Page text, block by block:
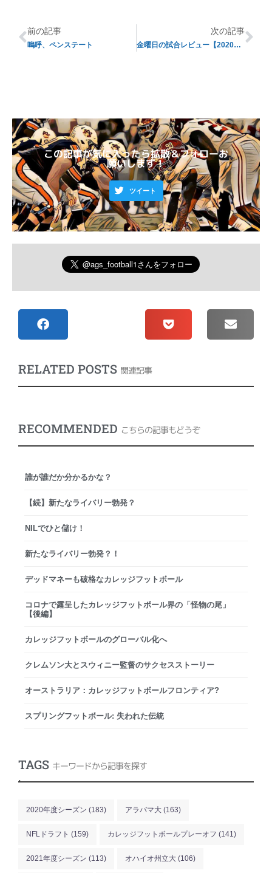
前の記事
嗚呼、ペンステート
次の記事
金曜日の試合レビュー【2020年度第13週目】
この記事が気に入ったら拡散＆フォローお
願いします！
ツイート
RELATED POSTS 関連記事
RECOMMENDED こちらの記事もどうぞ
誰が誰だか分かるかな？
【続】新たなライバリー勃発？
NILでひと儲け！
新たなライバリー勃発？！
デッドマネーも破格なカレッジフットボール
コロナで露呈したカレッジフットボール界の「怪物の尾」
【後編】
カレッジフットボールのグローバル化へ
クレムソン大とスウィニー監督のサクセスストーリー
オーストラリア：カレッジフットボールフロンティア?
スプリングフットボール: 失われた伝統
TAGS キーワードから記事を探す
.
2020年度シーズン (183) アラバマ大 (163)
NFLドラフト (159) カレッジフットボールプレーオフ (141)
2021年度シーズン (113) オハイオ州立大 (106)